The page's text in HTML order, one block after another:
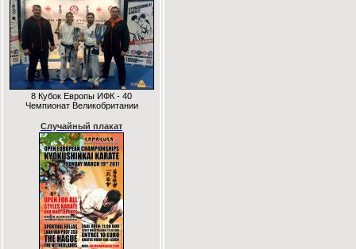
8 Кубок Европы ИФК - 40
Чемпионат Великобритании
Случайный плакат